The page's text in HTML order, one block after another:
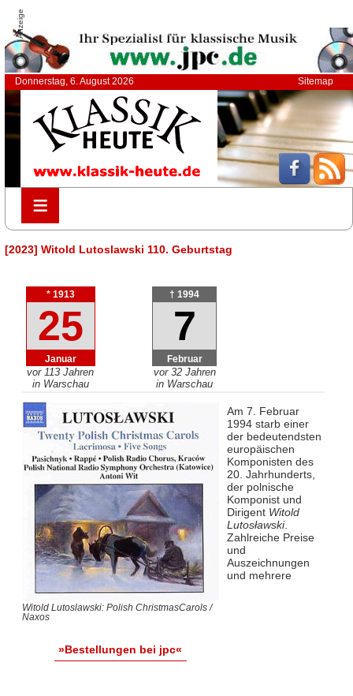
Anzeige
Donnerstag, 6. August 2026 Sitemap
≡
≡
[2023] Witold Lutoslawski 110. Geburtstag
* 1913
25
Januar
vor 113 Jahren
in Warschau
† 1994
7
Februar
vor 32 Jahren
in Warschau
Witold Lutoslawski: Polish ChristmasCarols /
Naxos
»Bestellungen bei jpc«
Am 7. Februar
1994 starb einer
der bedeutendsten
europäischen
Komponisten des
20. Jahrhunderts,
der polnische
Komponist und
Dirigent Witold
Lutosławski.
Zahlreiche Preise
und
Auszeichnungen
und mehrere